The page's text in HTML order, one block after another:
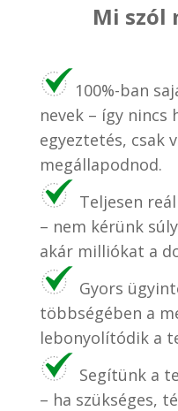
Mi szól
100%-ban
nevek – így nincs
egyeztetés, csak
megállapodnod.
Teljesen
– nem kérünk
akár milliókat a
Gyors
többségében a
lebonyolítódik a
Segítünk a
– ha szükséges,